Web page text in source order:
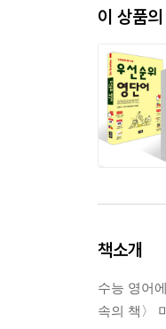
이 상품
책소개
수능 영어
속의 책〉